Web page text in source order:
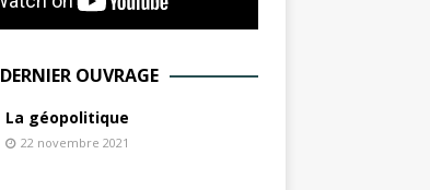
DERNIER OUVRAGE
La géopolitique
22 novembre 2021